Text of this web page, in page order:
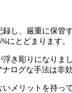
し、厳重に保管
にとどまります。
き彫りになりまし
ログな手法は非
メリットを持って